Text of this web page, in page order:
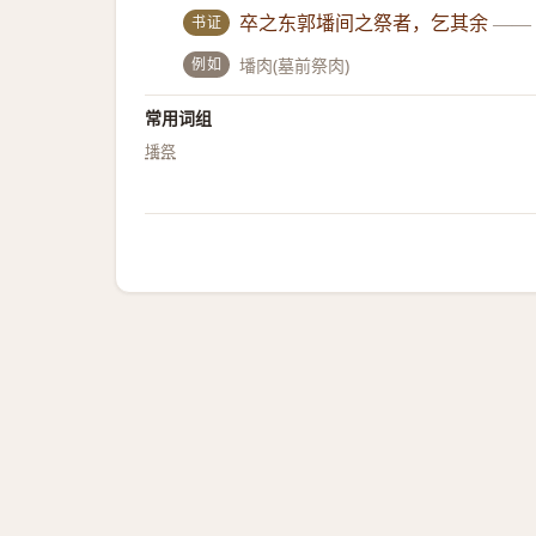
书证 卒之东郭墦间之祭者，乞其余 ——
例如 墦肉(墓前祭肉)
常用词组
墦祭